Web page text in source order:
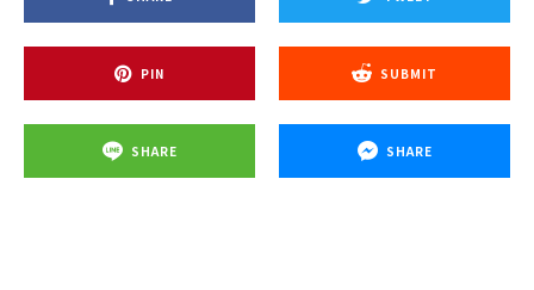
PIN SUBMIT
SHARE SHARE